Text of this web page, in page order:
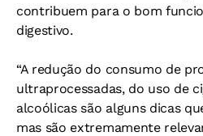
contribuem para o bom
digestivo.
“A redução do consumo de
ultraprocessadas, do uso de
alcoólicas são alguns dicas
mas são extremamente